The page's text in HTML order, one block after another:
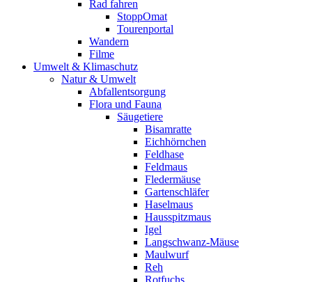
Rad fahren
StoppOmat
Tourenportal
Wandern
Filme
Umwelt & Klimaschutz
Natur & Umwelt
Abfallentsorgung
Flora und Fauna
Säugetiere
Bisamratte
Eichhörnchen
Feldhase
Feldmaus
Fledermäuse
Gartenschläfer
Haselmaus
Hausspitzmaus
Igel
Langschwanz-Mäuse
Maulwurf
Reh
Rotfuchs